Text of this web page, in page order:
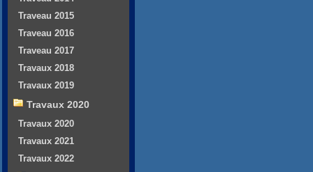
Traveau 2015
Traveau 2016
Traveau 2017
Travaux 2018
Travaux 2019
Travaux 2020
Travaux 2020
Travaux 2021
Travaux 2022